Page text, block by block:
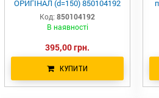
ОРИГІНАЛ (d=150) 850104192
Gregoire Besson
Код: 850104192
В наявності
395,00 грн.
КУПИТИ